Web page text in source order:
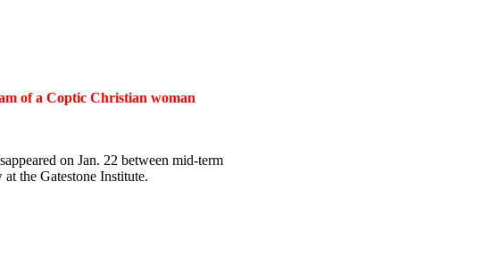
of a Coptic Christian woman
on Jan. 22 between mid-term
the Gatestone Institute.